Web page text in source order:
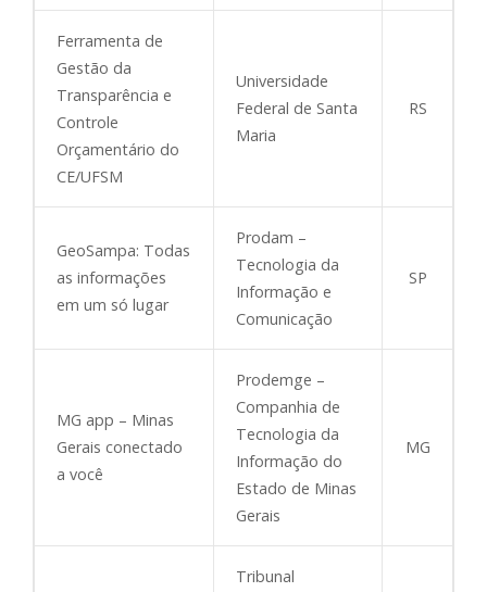
Ferramenta de
Gestão da
Transparência e
Controle
Orçamentário do
CE/UFSM
Universidade
Federal de Santa
Maria
RS
GeoSampa: Todas
as informações
em um só lugar
Prodam –
Tecnologia da
Informação e
Comunicação
SP
MG app – Minas
Gerais conectado
a você
Prodemge –
Companhia de
Tecnologia da
Informação do
Estado de Minas
Gerais
MG
Tribunal